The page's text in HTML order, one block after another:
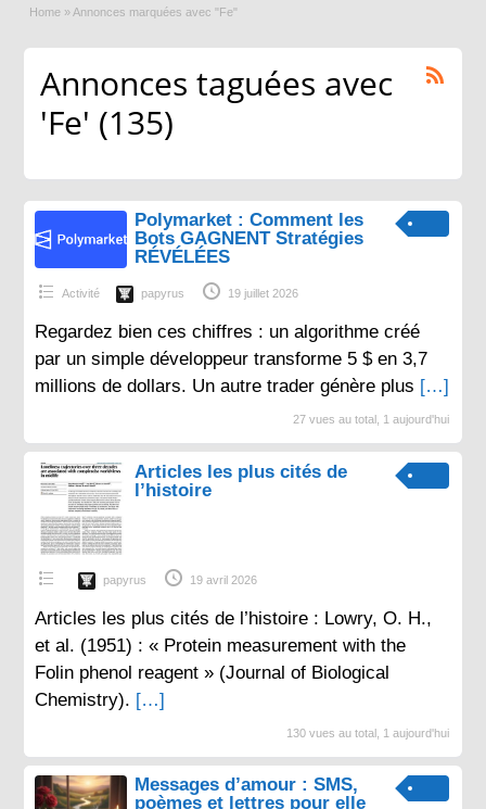
Home » Annonces marquées avec "Fe"
Annonces taguées avec
'Fe' (135)
Polymarket : Comment les
Bots GAGNENT Stratégies
RÉVÉLÉES
Activité papyrus 19 juillet 2026
Regardez bien ces chiffres : un algorithme créé
par un simple développeur transforme 5 $ en 3,7
millions de dollars. Un autre trader génère plus […]
27 vues au total, 1 aujourd'hui
Articles les plus cités de
l’histoire
papyrus 19 avril 2026
Articles les plus cités de l’histoire : Lowry, O. H.,
et al. (1951) : « Protein measurement with the
Folin phenol reagent » (Journal of Biological
Chemistry). […]
130 vues au total, 1 aujourd'hui
Messages d’amour : SMS,
poèmes et lettres pour elle